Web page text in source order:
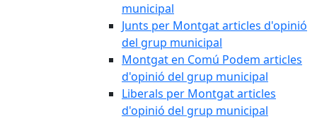
municipal
Junts per Montgat articles d'opinió
del grup municipal
Montgat en Comú Podem articles
d'opinió del grup municipal
Liberals per Montgat articles
d'opinió del grup municipal